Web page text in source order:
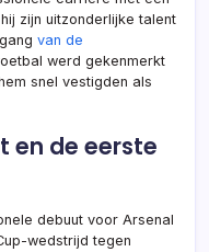
zijn uitzonderlijke talent
van de
werd gekenmerkt
snel vestigden als
en de eerste
debuut voor Arsenal
wedstrijd tegen